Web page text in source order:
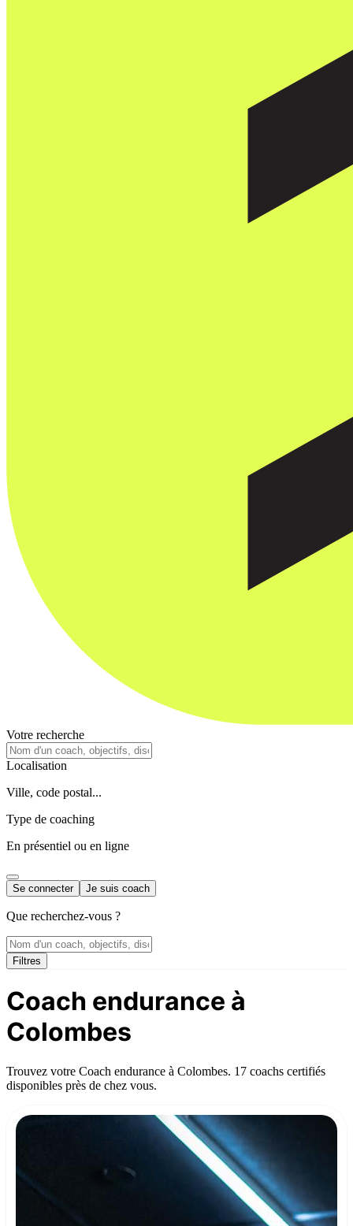
Votre recherche
Localisation
Ville, code postal...
Type de coaching
En présentiel ou en ligne
Se connecter Je suis coach
Que recherchez-vous ?
Filtres
Coach endurance à
Colombes
Trouvez votre Coach endurance à Colombes. 17 coachs certifiés
disponibles près de chez vous.